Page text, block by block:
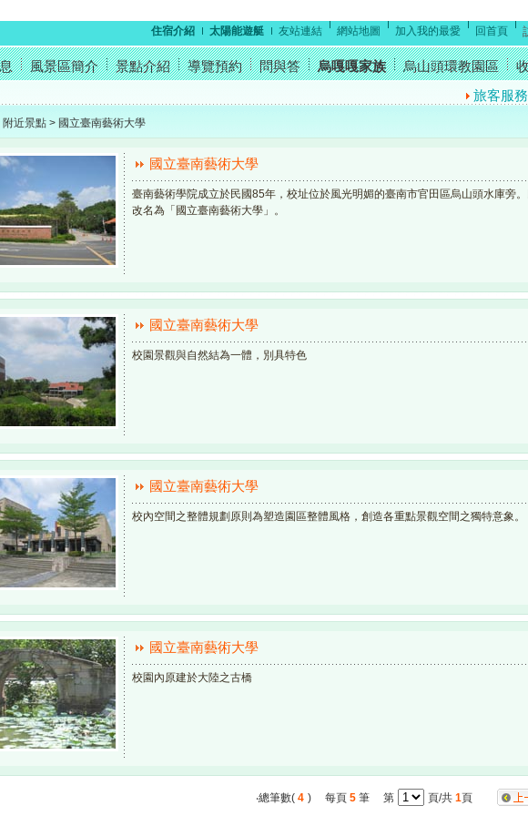
住宿介紹 太陽能遊艇 友站連結 網站地圖 加入我的最愛 回首頁
風景區簡介 景點介紹 導覽預約 問與答 烏嘎嘎家族 烏山頭環教園區
旅客服務
附近景點 > 國立臺南藝術大學
國立臺南藝術大學
臺南藝術學院成立於民國85年，校址位於風光明媚的臺南市官田區烏山頭水庫旁
改名為「國立臺南藝術大學」。
國立臺南藝術大學
校園景觀與自然結為一體，別具特色
國立臺南藝術大學
校內空間之整體規劃原則為塑造園區整體風格，創造各重點景觀空間之獨特意象。
國立臺南藝術大學
校園內原建於大陸之古橋
‧總筆數( 4 ) 每頁5 筆 第 頁/共 1頁